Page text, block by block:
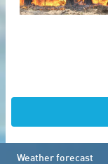
Weather forecast